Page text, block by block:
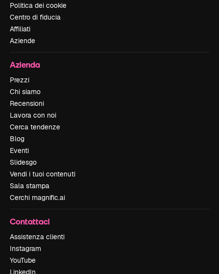
Politica dei cookie
Centro di fiducia
Affiliati
Aziende
Azienda
Prezzi
Chi siamo
Recensioni
Lavora con noi
Cerca tendenze
Blog
Eventi
Slidesgo
Vendi i tuoi contenuti
Sala stampa
Cerchi magnific.ai
Contattaci
Assistenza clienti
Instagram
YouTube
LinkedIn